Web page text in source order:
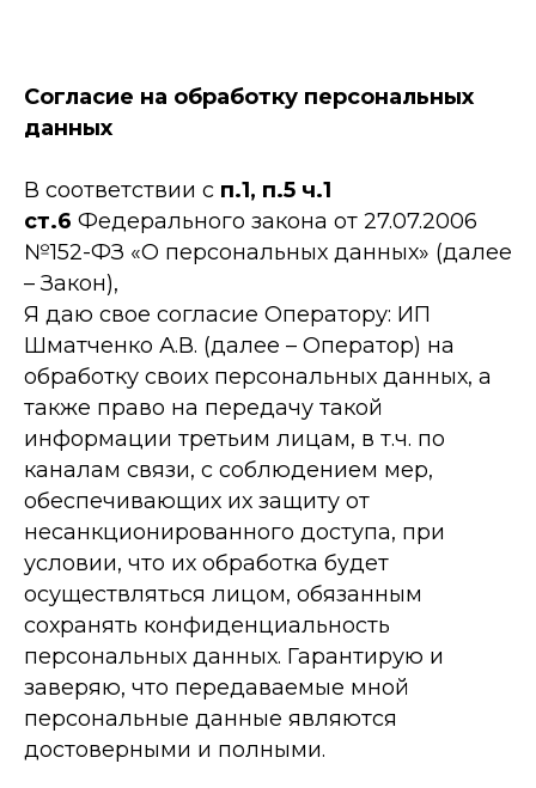
Согласие на обработку персональных
данных
В соответствии с п.1, п.5 ч.1
ст.6 Федерального закона от 27.07.2006
№152-ФЗ «О персональных данных» (далее
– Закон),
Я даю свое согласие Оператору: ИП
Шматченко А.В. (далее – Оператор) на
обработку своих персональных данных, а
также право на передачу такой
информации третьим лицам, в т.ч. по
каналам связи, с соблюдением мер,
обеспечивающих их защиту от
несанкционированного доступа, при
условии, что их обработка будет
осуществляться лицом, обязанным
сохранять конфиденциальность
персональных данных. Гарантирую и
заверяю, что передаваемые мной
персональные данные являются
достоверными и полными.